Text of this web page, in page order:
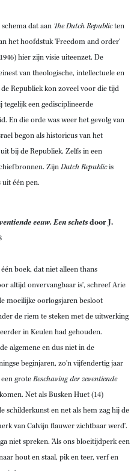
dat aan The Dutch Republicten
het hoofdstuk 'Freedom and order'
hier zijn visie uiteenzet. De
van theologische, intellectuele en
Republiek kon zoveel voor die tijd
een gedisciplineerde
En die orde was weer het gevolg van
begon als historicus van het
bij de Republiek. Zelfs in een
ZijnDutch Republicis
uit één pen.
eeuw. Een schetsdoorJ.
boek, dat niet alleen thans
altijd onvervangbaar is', schreef Arie
moeilijke oorlogsjaren besloot
de riem te steken met de uitwerking
in Keulen had gehouden.
algemene en dus niet in de
beginjaren, zo'n vijfendertig jaar
groteBeschaving der zeventiende
Net als Busken Huet (14)
schilderkunst en net als hem zag hij de
van Calvijn flauwer zichtbaar werd'.
niet spreken. 'Als ons bloeitijdperk een
hout en staal, pik en teer, verf en